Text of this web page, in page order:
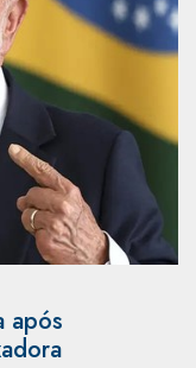
após